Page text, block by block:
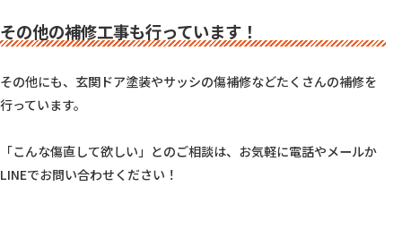
その他の補修工事も行っています！
その他にも、玄関ドア塗装やサッシの傷補修などたくさんの補修を
行っています。
「こんな傷直して欲しい」とのご相談は、お気軽に電話やメールか
LINEでお問い合わせください！